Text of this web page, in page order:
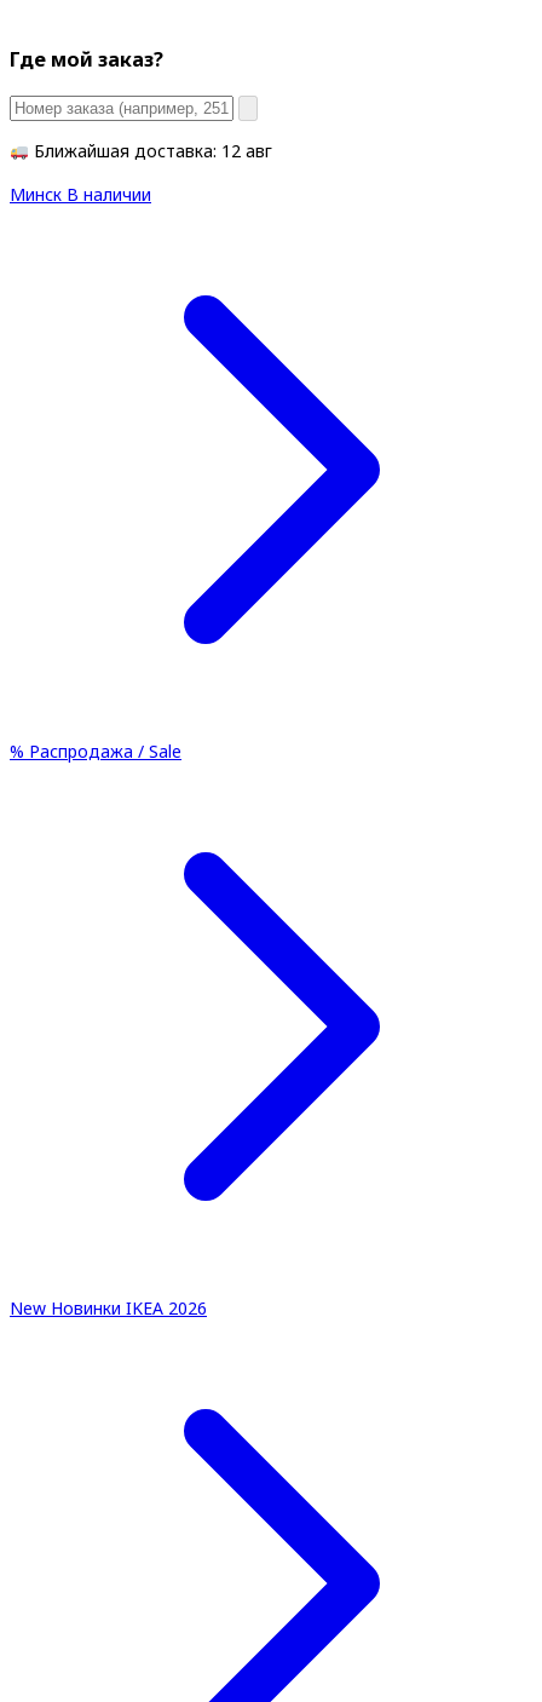
Где мой заказ?
Ближайшая доставка: 12 авг
Минск В наличии
% Распродажа / Sale
New Новинки IKEA 2026